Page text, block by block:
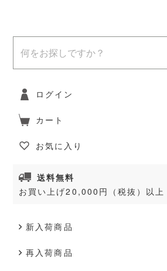
ログイン
カート
お気に入り
送料無料
お買い上げ20,000円（税抜）以上
新入荷商品
再入荷商品